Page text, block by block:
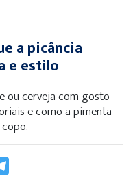
a picância
e estilo
ou cerveja com gosto
e como a pimenta